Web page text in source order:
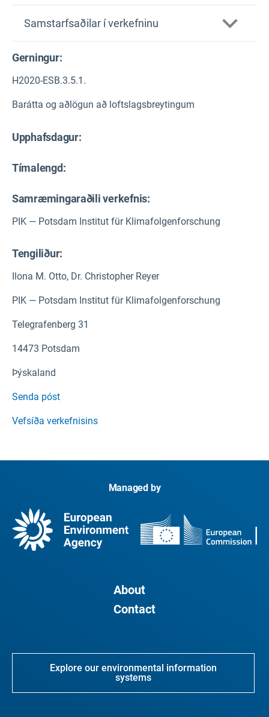
Samstarfsaðilar í verkefninu
Gerningur:
H2020-ESB.3.5.1.
Barátta og aðlögun að loftslagsbreytingum
Upphafsdagur:
Tímalengd:
Samræmingaraðili verkefnis:
PIK — Potsdam Institut für Klimafolgenforschung
Tengiliður:
Ilona M. Otto, Dr. Christopher Reyer
PIK — Potsdam Institut für Klimafolgenforschung
Telegrafenberg 31
14473 Potsdam
Þýskaland
Senda póst
Vefsíða verkefnisins
Managed by
About
Contact
Explore our environmental information
systems